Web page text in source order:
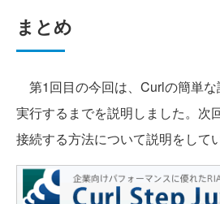
まとめ
第1回目の今回は、Curlの簡単
実行するまでを説明しました。次
接続する方法について説明をして